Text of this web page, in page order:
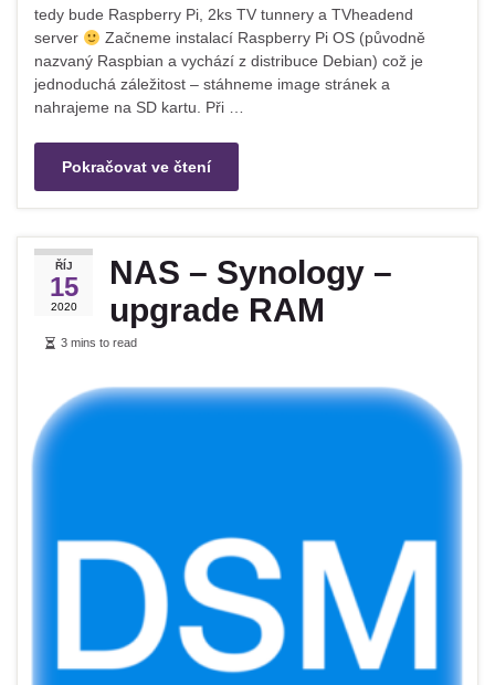
tedy bude Raspberry Pi, 2ks TV tunnery a TVheadend
server
Začneme instalací Raspberry Pi OS (původně
nazvaný Raspbian a vychází z distribuce Debian) což je
jednoduchá záležitost – stáhneme image stránek a
nahrajeme na SD kartu. Při …
Pokračovat ve čtení
ŘÍJ
15
2020
NAS – Synology –
upgrade RAM
3 mins to read